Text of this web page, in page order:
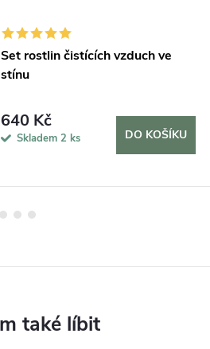
Set rostlin čistících vzduch ve
stínu
640 Kč
Skladem 2 ks DO KOŠÍKU